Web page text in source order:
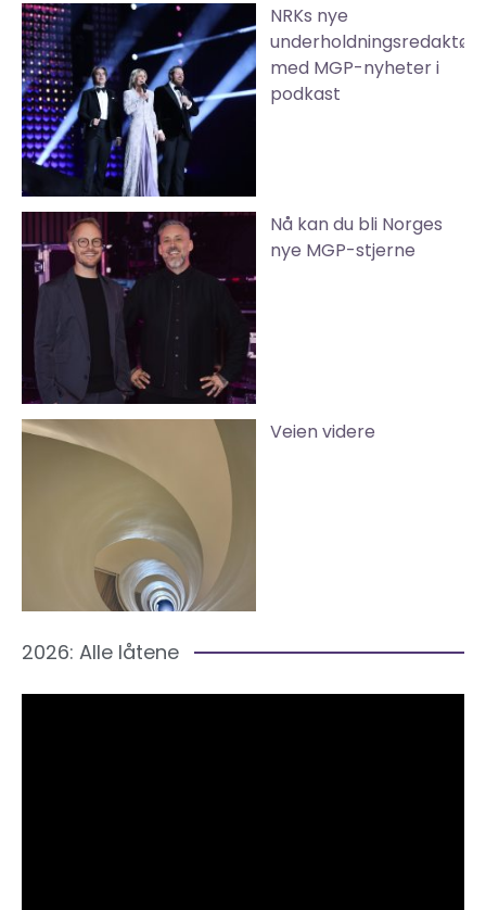
NRKs nye
underholdningsredaktør
med MGP-nyheter i
podkast
Nå kan du bli Norges
nye MGP-stjerne
Veien videre
2026: Alle låtene